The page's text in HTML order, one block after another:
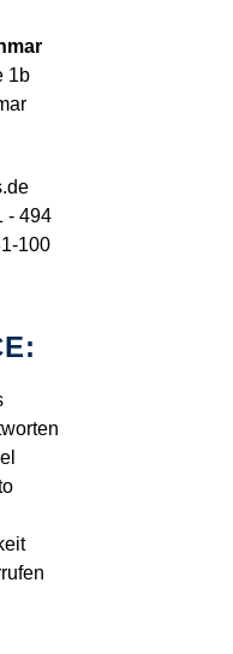
1b
- 494
100